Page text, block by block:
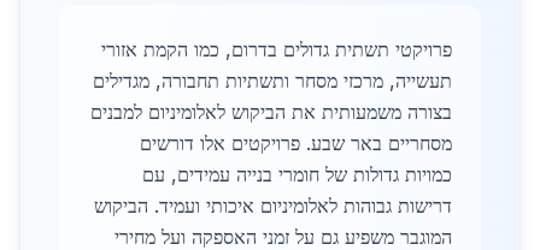
פרויקטי תשתית גדולים בדרום, כמו הקמת אזורי
תעשייה, מרכזי מסחר ותשתיות תחבורה, מגדילים
בצורה משמעותית את הביקוש לאלומיניום למבנים
מסחריים באר שבע. פרויקטים אלו דורשים
כמויות גדולות של חומרי בנייה עמידים, עם
דרישות גבוהות לאלומיניום איכותי ועמיד. הביקוש
המוגבר משפיע גם על זמני האספקה ועל מחירי